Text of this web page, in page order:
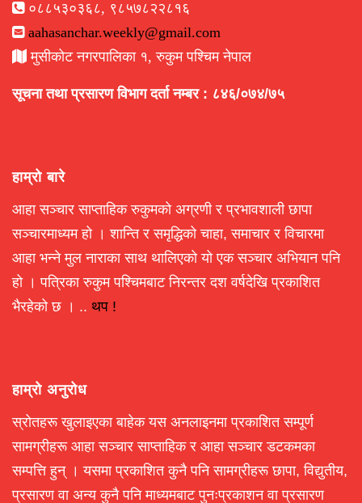
०८८५३०३६८, ९८५७८२२८१६
aahasanchar.weekly@gmail.com
मुसीकोट नगरपालिका १, रुकुम पश्चिम नेपाल
सूचना तथा प्रसारण विभाग दर्ता नम्बर : ८४६/०७४/७५
हाम्रो बारे
आहा सञ्चार साप्ताहिक रुकुमको अग्रणी र प्रभावशाली छापा
सञ्चारमाध्यम हो । शान्ति र समृद्धिको चाहा, समाचार र विचारमा
आहा भन्ने मुल नाराका साथ थालिएको यो एक सञ्चार अभियान पनि
हो । पत्रिका रुकुम पश्चिमबाट निरन्तर दश वर्षदेखि प्रकाशित
भैरहेको छ । .. थप !
हाम्रो अनुरोध
स्रोतहरू खुलाइएका बाहेक यस अनलाइनमा प्रकाशित सम्पूर्ण
सामग्रीहरू आहा सञ्चार साप्ताहिक र आहा सञ्चार डटकमका
सम्पत्ति हुन् । यसमा प्रकाशित कुनै पनि सामग्रीहरू छापा, विद्युतीय,
प्रसारण वा अन्य कुनै पनि माध्यमबाट पुनःप्रकाशन वा प्रसारण